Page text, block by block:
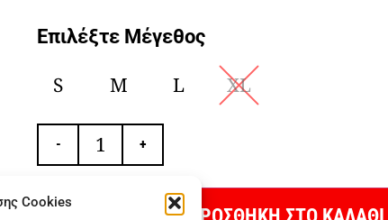
Cookies
Επιλέξτε Μέγεθος
S M L XL
- +